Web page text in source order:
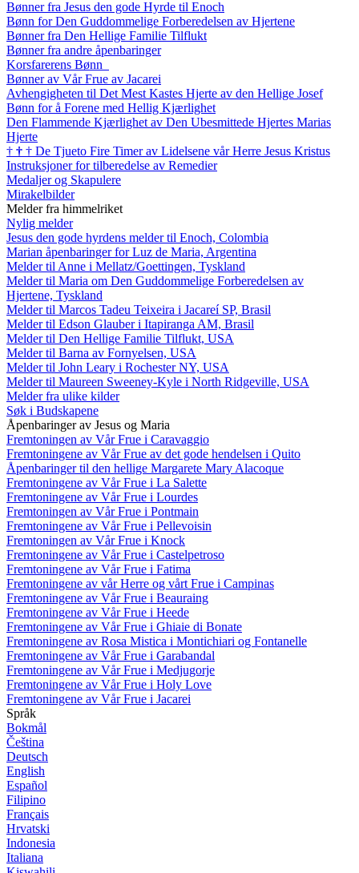
Bønner fra Jesus den gode Hyrde til Enoch
Bønn for Den Guddommelige Forberedelsen av Hjertene
Bønner fra Den Hellige Familie Tilflukt
Bønner fra andre åpenbaringer
Korsfarerens Bønn
Bønner av Vår Frue av Jacarei
Avhengigheten til Det Mest Kastes Hjerte av den Hellige Josef
Bønn for å Forene med Hellig Kjærlighet
Den Flammende Kjærlighet av Den Ubesmittede Hjertes Marias
Hjerte
† † † De Tjueto Fire Timer av Lidelsene vår Herre Jesus Kristus
Instruksjoner for tilberedelse av Remedier
Medaljer og Skapulere
Mirakelbilder
Melder fra himmelriket
Nylig melder
Jesus den gode hyrdens melder til Enoch, Colombia
Marian åpenbaringer for Luz de Maria, Argentina
Melder til Anne i Mellatz/Goettingen, Tyskland
Melder til Maria om Den Guddommelige Forberedelsen av
Hjertene, Tyskland
Melder til Marcos Tadeu Teixeira i Jacareí SP, Brasil
Melder til Edson Glauber i Itapiranga AM, Brasil
Melder til Den Hellige Familie Tilflukt, USA
Melder til Barna av Fornyelsen, USA
Melder til John Leary i Rochester NY, USA
Melder til Maureen Sweeney-Kyle i North Ridgeville, USA
Melder fra ulike kilder
Søk i Budskapene
Åpenbaringer av Jesus og Maria
Fremtoningen av Vår Frue i Caravaggio
Fremtoningene av Vår Frue av det gode hendelsen i Quito
Åpenbaringer til den hellige Margarete Mary Alacoque
Fremtoningene av Vår Frue i La Salette
Fremtoningene av Vår Frue i Lourdes
Fremtoningen av Vår Frue i Pontmain
Fremtoningene av Vår Frue i Pellevoisin
Fremtoningen av Vår Frue i Knock
Fremtoningene av Vår Frue i Castelpetroso
Fremtoningene av Vår Frue i Fatima
Fremtoningene av vår Herre og vårt Frue i Campinas
Fremtoningene av Vår Frue i Beauraing
Fremtoningene av Vår Frue i Heede
Fremtoningene av Vår Frue i Ghiaie di Bonate
Fremtoningene av Rosa Mistica i Montichiari og Fontanelle
Fremtoningene av Vår Frue i Garabandal
Fremtoningene av Vår Frue i Medjugorje
Fremtoningene av Vår Frue i Holy Love
Fremtoningene av Vår Frue i Jacarei
Språk
Bokmål
Čeština
Deutsch
English
Español
Filipino
Français
Hrvatski
Indonesia
Italiana